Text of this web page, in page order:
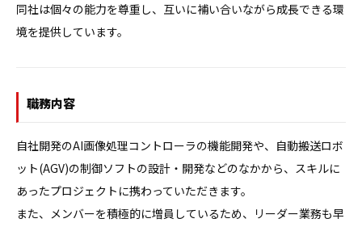
同社は個々の能力を尊重し、互いに補い合いながら成長できる環
境を提供しています。
職務内容
自社開発のAI画像処理コントローラの機能開発や、自動搬送ロボ
ット(AGV)の制御ソフトの設計・開発などのなかから、スキルに
あったプロジェクトに携わっていただきます。
また、メンバーを積極的に増員しているため、リーダー業務も早